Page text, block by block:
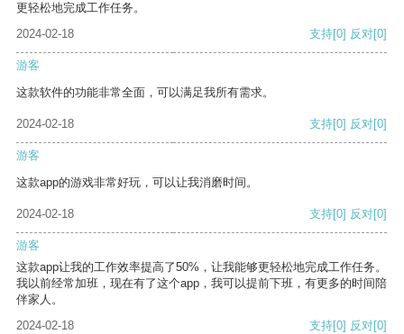
更轻松地完成工作任务。
2024-02-18
支持[0] 反对[0]
游客
这款软件的功能非常全面，可以满足我所有需求。
2024-02-18 支持[0] 反对[0]
游客
这款app的游戏非常好玩，可以让我消磨时间。
2024-02-18 支持[0] 反对[0]
游客
这款app让我的工作效率提高了50%，让我能够更轻松地完成工作任务。
我以前经常加班，现在有了这个app，我可以提前下班，有更多的时间陪
伴家人。
2024-02-18
支持[0] 反对[0]